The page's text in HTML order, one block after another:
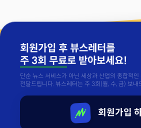
회원가입 후 뷰스레터를
주 3회 무료로 받아보세요!
단순 뉴스 서비스가 아닌 세상과 산업의 종합적
전달드립니다. 뷰스레터는 주 3회(월, 수, 금) 보내
회원가입